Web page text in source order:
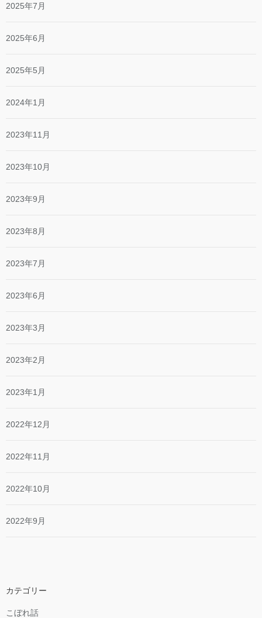
2025年7月
2025年6月
2025年5月
2024年1月
2023年11月
2023年10月
2023年9月
2023年8月
2023年7月
2023年6月
2023年3月
2023年2月
2023年1月
2022年12月
2022年11月
2022年10月
2022年9月
カテゴリー
こぼれ話